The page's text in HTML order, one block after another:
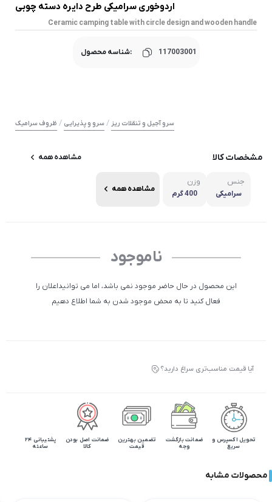
اردوخوری سرامیکی طرح دایره دسته چوبی
Ceramic camping table with circle design and wooden handle
شناسه محصول: 117003001
سرو آجیل و تنقلات ریز / سرو و پذیرایی / ظروف سرامیک
مشخصات کالا مشاهده همه
جنس
سرامیکی
وزن
400 گرم
مشاهده همه
ناموجود
این محصول در حال حاضر موجود نمی باشد، اما می توانیداعلان را
فعال کنید تا به محض موجود شدن به شما اطلاع دهیم
آیا قیمت مناسب‌تری سراغ دارید؟
تحویل اکسپرس و
سریع
ضمانت بازگشت
وجه
تضمین بهترین
قیمت
ضمانت اصل بودن
کالا
پشتیبانی 24
ساعته
محصولات مشابه